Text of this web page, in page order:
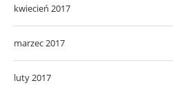
kwiecień 2017
marzec 2017
luty 2017